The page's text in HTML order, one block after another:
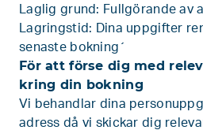
Laglig grund: Fullgörande av
Lagringstid: Dina uppgifter
senaste bokning´
För att förse dig med
kring din bokning
Vi behandlar dina
adress då vi skickar dig